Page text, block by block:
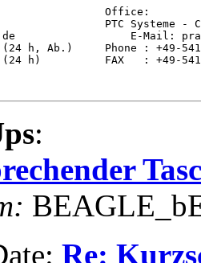
Office:
PTC Systeme -
E-Mail:
(24 h, Ab.)     Phone : +49-
(24 h)          FAX   : +49-
:
Re: